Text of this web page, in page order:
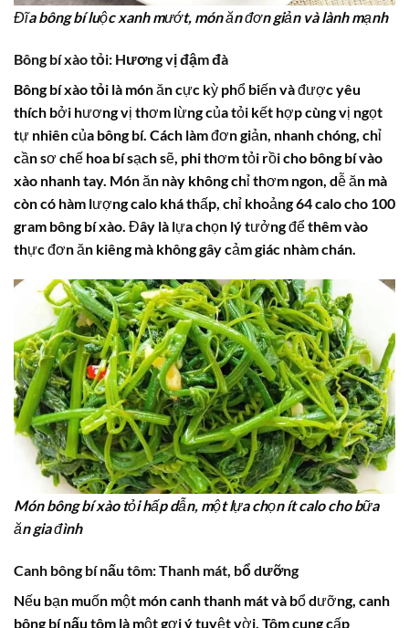
Đĩa bông bí luộc xanh mướt, món ăn đơn giản và lành mạnh
Bông bí xào tỏi: Hương vị đậm đà
Bông bí xào tỏi là món ăn cực kỳ phổ biến và được yêu
thích bởi hương vị thơm lừng của tỏi kết hợp cùng vị ngọt
tự nhiên của bông bí. Cách làm đơn giản, nhanh chóng, chỉ
cần sơ chế hoa bísạch sẽ, phi thơm tỏi rồi cho bông bívào
xào nhanh tay. Món ăn này không chỉ thơm ngon, dễ ăn mà
còn có hàm lượngcalo khá thấp, chỉ khoảng 64calocho 100
gram bông bí xào. Đây là lựa chọn lý tưởng để thêm vào
thực đơn ăn kiêng mà không gây cảm giác nhàm chán.
Món bông bí xào tỏi hấp dẫn, một lựa chọn ít calo cho bữa
ăn gia đình
Canh bông bí nấu tôm: Thanh mát, bổ dưỡng
Nếu bạn muốn một món canh thanh mát và bổ dưỡng, canh
bông bí nấu tôm là một gợi ý tuyệt vời. Tôm cung cấp